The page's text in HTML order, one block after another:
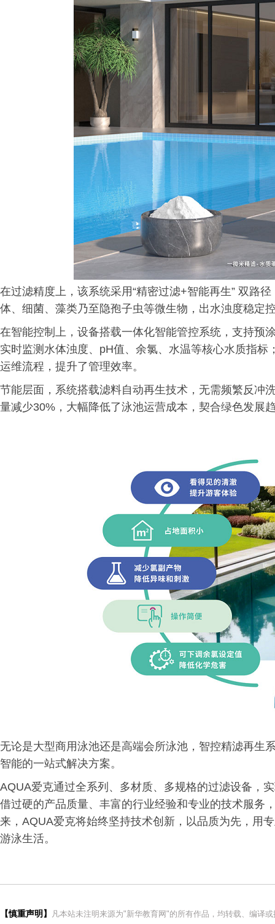
在过滤精度上，该系统采用“精密过滤+智能再生” 双路
体、细菌、藻类乃至隐孢子虫等微生物，出水浊度稳定
在智能控制上，设备搭载一体化智能管控系统，支持预
实时监测水体浊度、pH值、余氯、水温等核心水质指
运维流程，提升了管理效率。
节能层面，系统搭载滤料自动再生技术，无需频繁反冲
量减少30%，大幅降低了泳池运营成本，契合绿色发展
无论是大型商用泳池还是高端会所泳池，智控精滤再生
智能的一站式解决方案。
AQUA爱克通过全系列、多材质、多规格的过滤设备，
借过硬的产品质量、丰富的行业经验和专业的技术服务
来，AQUA爱克将始终坚持技术创新，以品质为先，用
游泳生活。
【慎重声明】
凡本站未注明来源为"新华教育网"的所有作品，均转载、编译